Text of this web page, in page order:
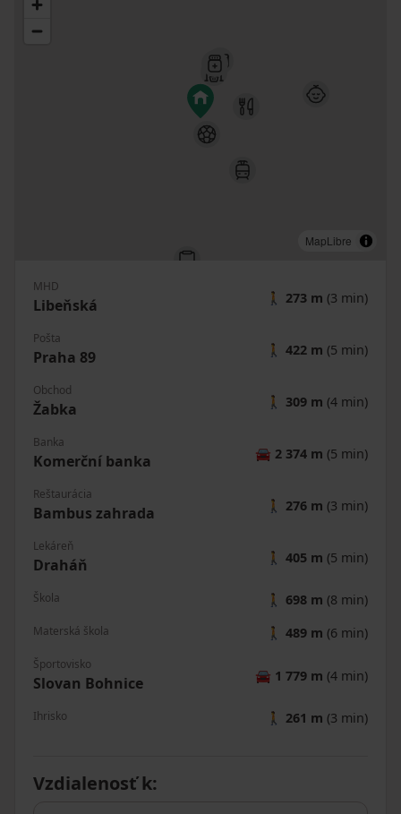
MapLibre
MHD
Libeňská 🚶 273 m (3 min)
Pošta
Praha 89 🚶 422 m (5 min)
Obchod
Žabka 🚶 309 m (4 min)
Banka
Komerční banka 🚘 2 374 m (5 min)
Reštaurácia
Bambus zahrada 🚶 276 m (3 min)
Lekáreň
Draháň 🚶 405 m (5 min)
Škola 🚶 698 m (8 min)
Materská škola 🚶 489 m (6 min)
Športovisko
Slovan Bohnice 🚘 1 779 m (4 min)
Ihrisko 🚶 261 m (3 min)
Vzdialenosť k: